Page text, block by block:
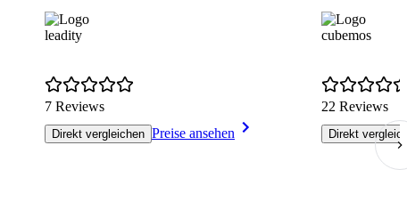
leadity
7 Reviews
Direkt vergleichen Preise ansehen
cubemos
22 Reviews
Direkt